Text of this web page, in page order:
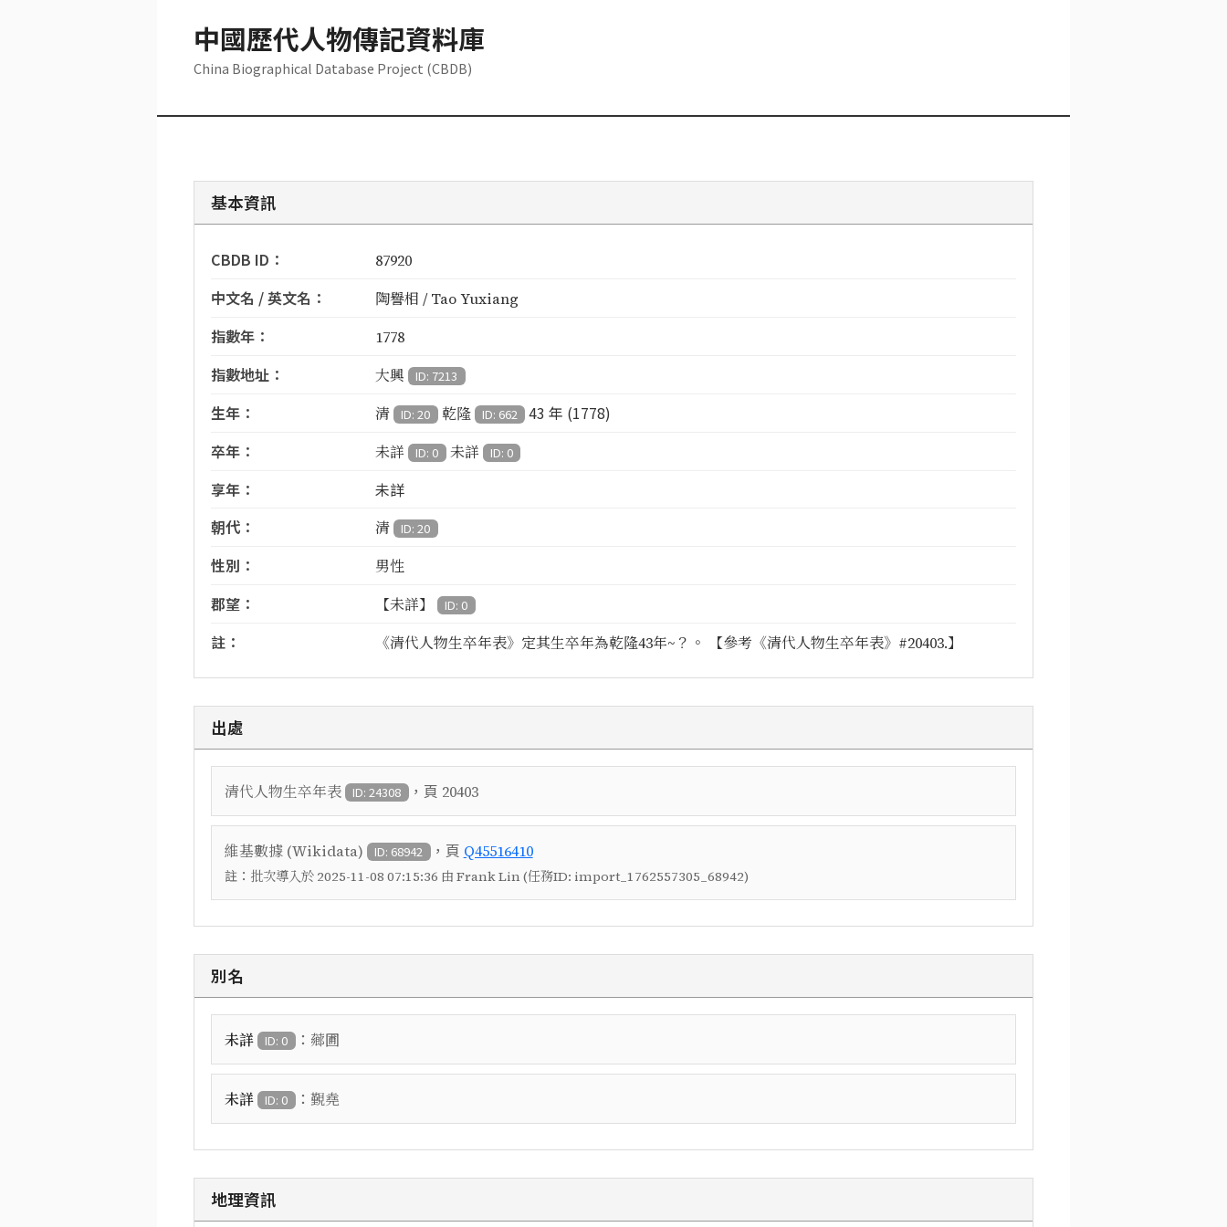
中國歷代人物傳記資料庫
China Biographical Database Project (CBDB)
基本資訊
CBDB ID： 87920
中文名 / 英文名： 陶譽相 / Tao Yuxiang
指數年： 1778
指數地址： 大興 ID: 7213
生年： 清 ID: 20 乾隆 ID: 662
43 年 (1778)
卒年：
未詳 ID: 0 未詳 ID: 0
享年：
未詳
朝代：
清 ID: 20
性別： 男性
郡望： 【未詳】 ID: 0
註： 《清代人物生卒年表》定其生卒年為乾隆43年~？。 【參考《清代人物生卒年表》#20403.】
出處
清代人物生卒年表 ID: 24308 ，頁 20403
維基數據 (Wikidata) ID: 68942 ，頁 Q45516410
註： 批次導入於 2025-11-08 07:15:36 由 Frank Lin (任務ID: import_1762557305_68942)
別名
未詳 ID: 0 ： 薌圃
未詳 ID: 0 ： 覲堯
地理資訊